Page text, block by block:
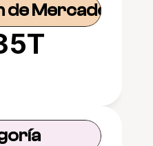
de Mercado